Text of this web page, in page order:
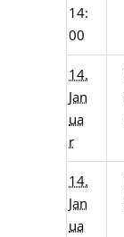
14:
00
14.
Jan
ua
r
14.
Jan
ua